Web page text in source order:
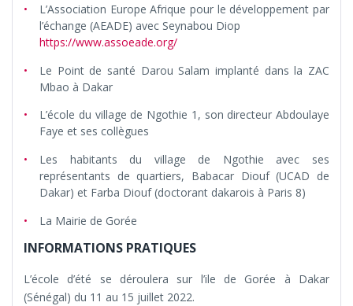
L’Association Europe Afrique pour le développement par
l’échange (AEADE) avec Seynabou Diop
https://www.assoeade.org/
Le Point de santé Darou Salam implanté dans la ZAC
Mbao à Dakar
L’école du village de Ngothie 1, son directeur Abdoulaye
Faye et ses collègues
Les habitants du village de Ngothie avec ses
représentants de quartiers, Babacar Diouf (UCAD de
Dakar) et Farba Diouf (doctorant dakarois à Paris 8)
La Mairie de Gorée
INFORMATIONS PRATIQUES
L’école d’été se déroulera sur l’ile de Gorée à Dakar
(Sénégal) du 11 au 15 juillet 2022.